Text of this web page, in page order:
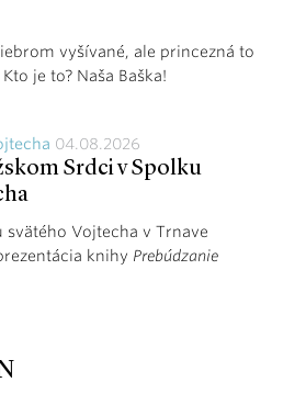
vyšívané, ale princezná to
je to? Naša Baška!
04.08.2026
Srdci v Spolku
svätého Vojtecha v Trnave
knihy Prebúdzanie